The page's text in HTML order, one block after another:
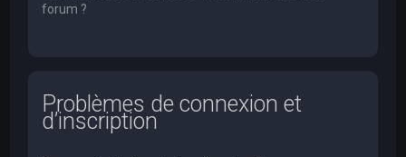
forum ?
Problèmes de connexion et
d’inscription